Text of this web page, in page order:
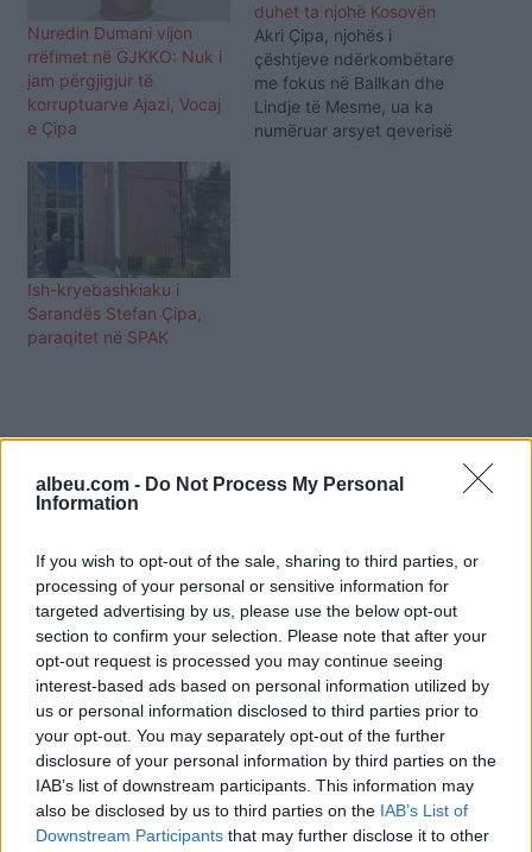
albeu.com - Do Not Process My Personal
Information
If you wish to opt-out of the sale, sharing to third parties, or
processing of your personal or sensitive information for
targeted advertising by us, please use the below opt-out
section to confirm your selection. Please note that after your
opt-out request is processed you may continue seeing
interest-based ads based on personal information utilized by
us or personal information disclosed to third parties prior to
your opt-out. You may separately opt-out of the further
disclosure of your personal information by third parties on the
IAB’s list of downstream participants. This information may
also be disclosed by us to third parties on the IAB’s List of
Downstream Participants that may further disclose it to other
Nuredin Dumani vijon
rrëfimet në GJKKO: Nuk i
jam përgjigjur të
korruptuarve Ajazi, Vocaj
e Çipa
duhet ta njohë Kosovën
Akri Çipa, njohës i
çështjeve ndërkombëtare
me fokus në Ballkan dhe
Lindje të Mesme, ua ka
numëruar arsyet qeverisë
Ish-kryebashkiaku i
Sarandës Stefan Çipa,
paraqitet në SPAK
Shtuar 22.02.2025 20:32